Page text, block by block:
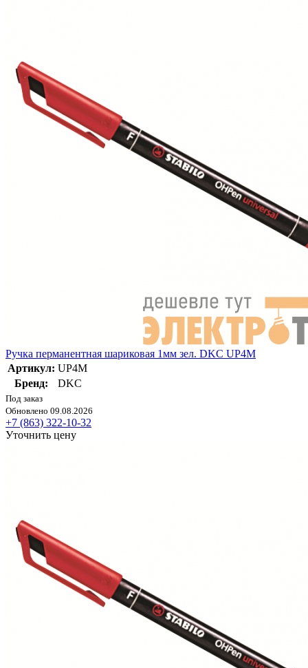
Ручка перманентная шариковая 1мм зел. DKC UP4M
Артикул: UP4M
Бренд:
DKC
Под заказ
Обновлено 09.08.2026
+7 (863) 322-10-32
Уточнить цену